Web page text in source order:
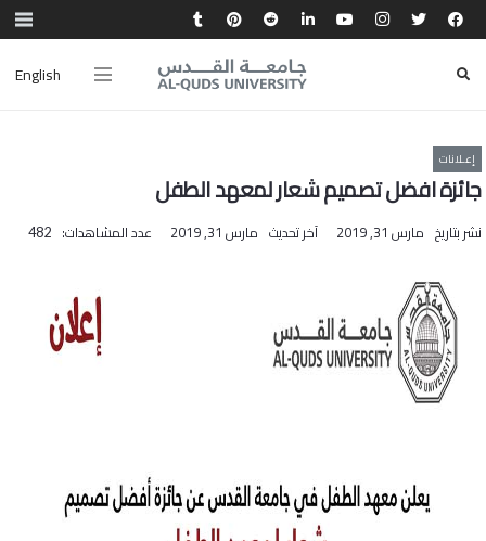
English
إعـلانات
جائزة افضل تصميم شعار لمعهد الطفل
نشر بتاريخ مارس 31, 2019 آخر تحديث مارس 31, 2019 عدد المشاهدات: 482